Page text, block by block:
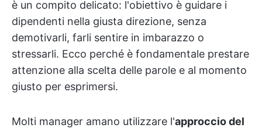
è un compito delicato: l'obiettivo è guidare i
dipendenti nella giusta direzione, senza
demotivarli, farli sentire in imbarazzo o
stressarli. Ecco perché è fondamentale prestare
attenzione alla scelta delle parole e al momento
giusto per esprimersi.
Molti manager amano utilizzare l'approccio del